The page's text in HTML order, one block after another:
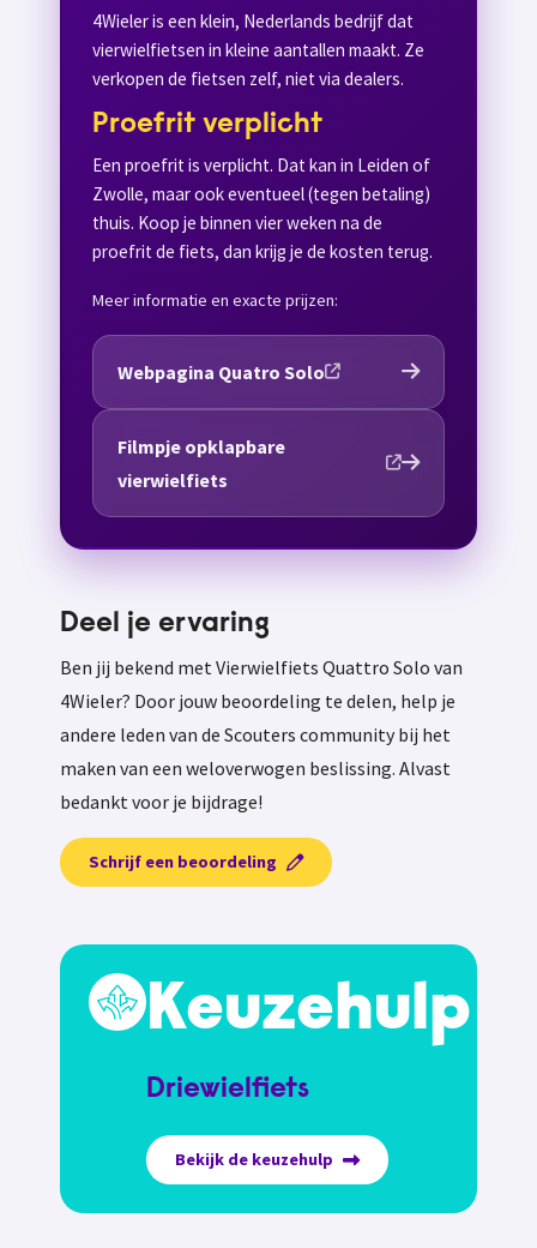
4Wieler is een klein, Nederlands bedrijf dat
vierwielfietsen in kleine aantallen maakt. Ze
verkopen de fietsen zelf, niet via dealers.
Proefrit verplicht
Een proefrit is verplicht. Dat kan in Leiden of
Zwolle, maar ook eventueel (tegen betaling)
thuis. Koop je binnen vier weken na de
proefrit de fiets, dan krijg je de kosten terug.
Meer informatie en exacte prijzen:
Webpagina Quatro Solo
Filmpje opklapbare
vierwielfiets
Deel je ervaring
Ben jij bekend met Vierwielfiets Quattro Solo van
4Wieler? Door jouw beoordeling te delen, help je
andere leden van de Scouters community bij het
maken van een weloverwogen beslissing. Alvast
bedankt voor je bijdrage!
Schrijf een beoordeling
Keuzehulp
Driewielfiets
Bekijk de keuzehulp